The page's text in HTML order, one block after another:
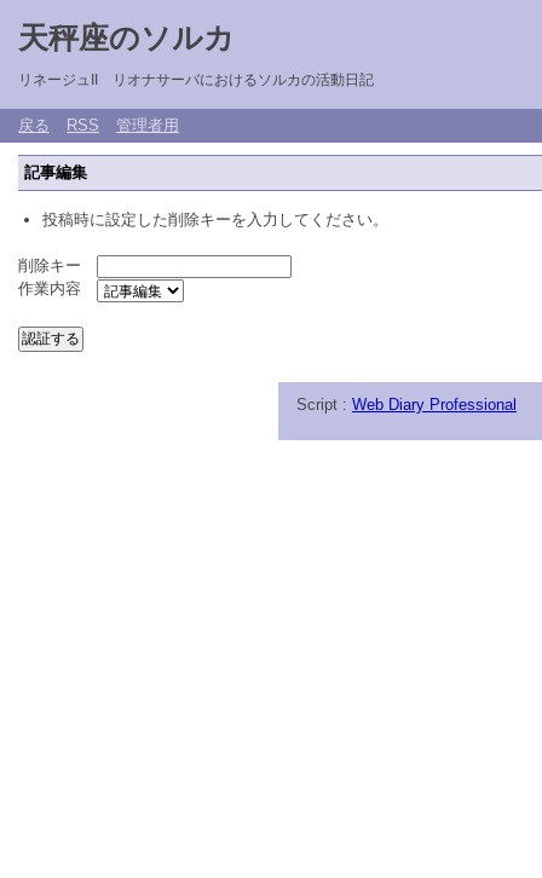
天秤座のソルカ
リネージュII リオナサーバにおけるソルカの活動日記
戻る RSS 管理者用
記事編集
投稿時に設定した削除キーを入力してください。
削除キー
作業内容
Script : Web Diary Professional